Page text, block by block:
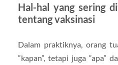
Hal-hal yang sering
tentang vaksinasi
Dalam praktiknya, orang
“kapan”, tetapi juga “apa”